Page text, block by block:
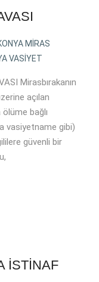
MİRAS
VASİYET
Mirasbırakanın
açılan
bağlı
vasiyetname gibi)
güvenli bir
İSTİNAF